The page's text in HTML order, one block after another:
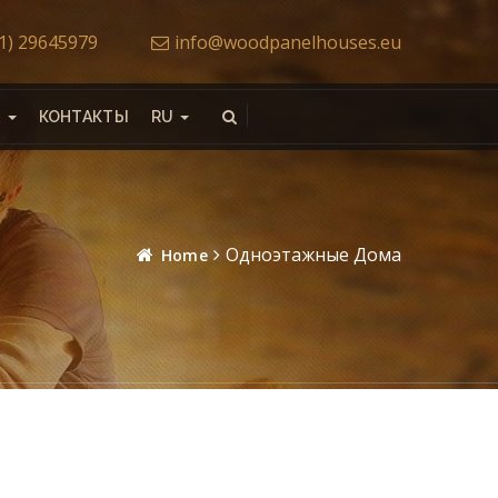
29645979 info@woodpanelhouses.eu
КОНТАКТЫ RU
Home Одноэтажные Дома